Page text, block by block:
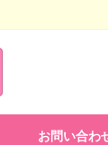
お問い合わ